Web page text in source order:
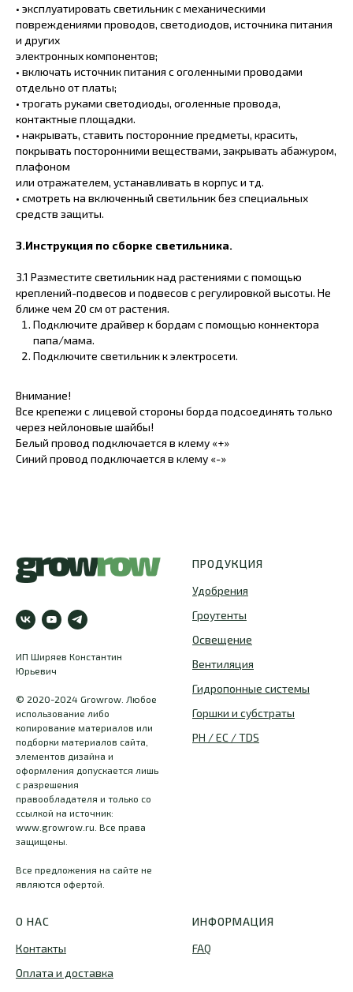
• эксплуатировать светильник с механическими
повреждениями проводов, светодиодов, источника питания
и других
электронных компонентов;
• включать источник питания с оголенными проводами
отдельно от платы;
• трогать руками светодиоды, оголенные провода,
контактные площадки.
• накрывать, ставить посторонние предметы, красить,
покрывать посторонними веществами, закрывать абажуром,
плафоном
или отражателем, устанавливать в корпус и тд.
• смотреть на включенный светильник без специальных
средств защиты.
3.Инструкция по сборке светильника.
3.1 Разместите светильник над растениями с помощью
креплений-подвесов и подвесов с регулировкой высоты. Не
ближе чем 20 см от растения.
Подключите драйвер к бордам с помощью коннектора
папа/мама.
Подключите светильник к электросети.
Внимание!
Все крепежи с лицевой стороны борда подсоединять только
через нейлоновые шайбы!
Белый провод подключается в клему «+»
Синий провод подключается в клему «-»
ИП Ширяев Константин
Юрьевич
© 2020-2024 Growrow. Любое
использование либо
копирование материалов или
подборки материалов сайта,
элементов дизайна и
оформления допускается лишь
с разрешения
правообладателя и только со
ссылкой на источник:
www.growrow.ru. Все права
защищены.
Все предложения на сайте не
являются офертой.
ПРОДУКЦИЯ
Удобрения
Гроутенты
Освещение
Вентиляция
Гидропонные системы
Горшки и субстраты
PH / EC / TDS
О НАС
Контакты
Оплата и доставка
ИНФОРМАЦИЯ
FAQ